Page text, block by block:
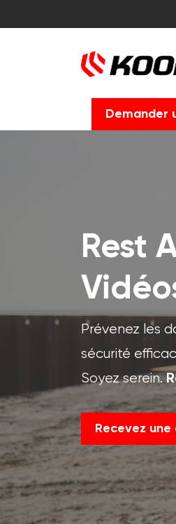
Demander
Rest
Prévenez les
sécurité
Soyez serein.
Recevez